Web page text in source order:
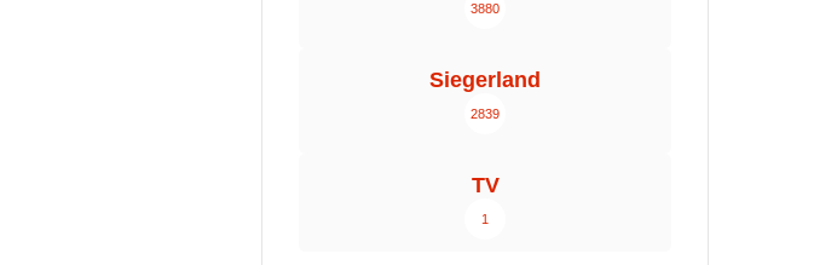
3880
Siegerland
2839
TV
1